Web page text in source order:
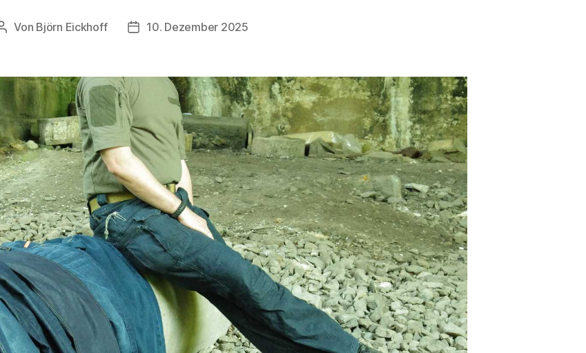
Beitragsautor
Von Björn Eickhoff Veröffentlichungsdatum
10. Dezember 2025